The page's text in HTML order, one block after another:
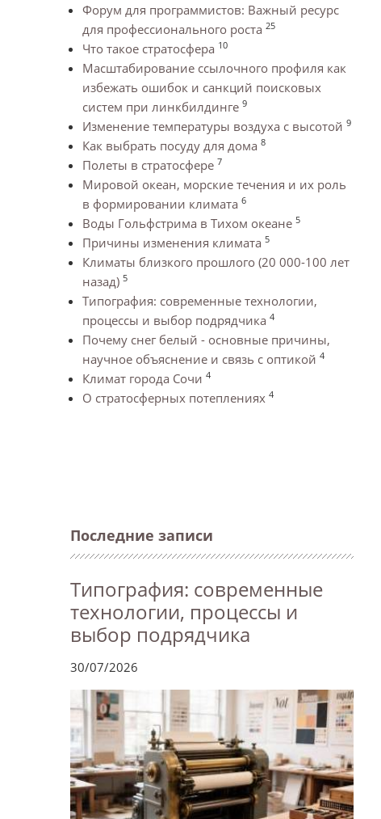
Форум для программистов: Важный ресурс
для профессионального роста 25
Что такое стратосфера 10
Масштабирование ссылочного профиля как
избежать ошибок и санкций поисковых
систем при линкбилдинге 9
Изменение температуры воздуха с высотой 9
Как выбрать посуду для дома 8
Полеты в стратосфере 7
Мировой океан, морские течения и их роль
в формировании климата 6
Воды Гольфстрима в Тихом океане 5
Причины изменения климата 5
Климаты близкого прошлого (20 000-100 лет
назад) 5
Типография: современные технологии,
процессы и выбор подрядчика 4
Почему снег белый - основные причины,
научное объяснение и связь с оптикой 4
Климат города Сочи 4
О стратосферных потеплениях 4
Последние записи
Типография: современные
технологии, процессы и
выбор подрядчика
30/07/2026